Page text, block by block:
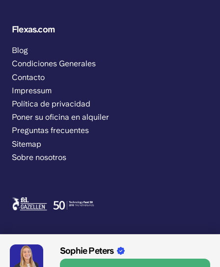
Sophie Peters
Flexas.com
Blog
Condiciones Generales
Contacto
Impressum
Política de privacidad
Poner su oficina en alquiler
Preguntas frecuentes
Sitemap
Sobre nosotros